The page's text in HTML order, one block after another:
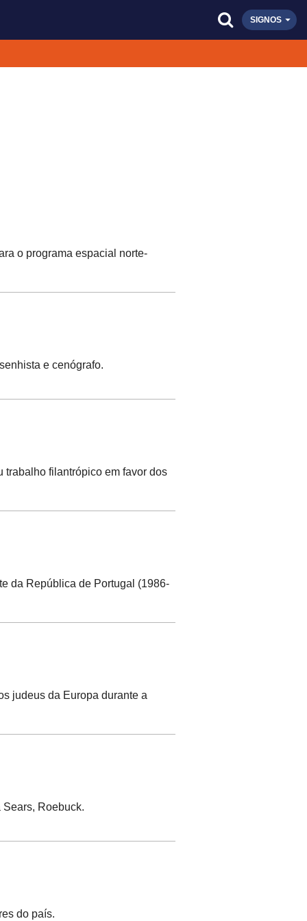
SIGNOS
o programa espacial norte-
e cenógrafo.
trabalho filantrópico em favor dos
da República de Portugal (1986-
judeus da Europa durante a
Roebuck.
do país.